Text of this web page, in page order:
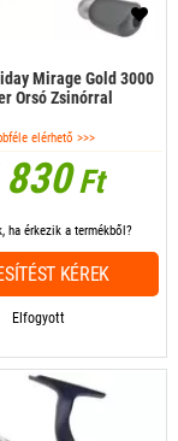
Mirage Gold 3000
Orsó Zsinórral
elérhető >>>
Ft
Elfogyott
ha érkezik a termékből?
KÉREK